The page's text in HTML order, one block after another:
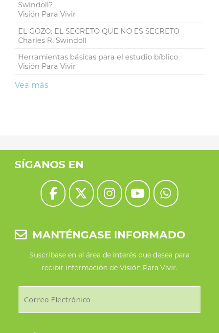
Swindoll?
Visión Para Vivir
EL GOZO: EL SECRETO QUE NO ES SECRETO
Charles R. Swindoll
Herramientas básicas para el estudio bíblico
Visión Para Vivir
Vea más
SÍGANOS EN
MANTÉNGASE INFORMADO
Suscríbase en el área de interés que desea para
recibir información de Visión Para Vivir.